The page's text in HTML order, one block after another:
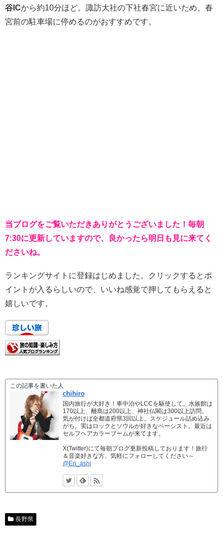
谷ICから約10分ほど。諏訪大社の下社春宮に近いため、春
宮前の駐車場に停めるのがおすすめです。
当ブログをご覧いただきありがとうございました！毎朝
7:30に更新していますので、良かったら明日も見に来てく
ださいね。
ランキングサイトに登録はじめました。クリックするとポ
イントが入るらしいので、いいね感覚で押してもらえると
嬉しいです。
この記事を書いた人
chihiro
国内旅行が大好き！車中泊やLCCを駆使して、水族館は
170以上、離島は200以上、神社仏閣は300以上訪問。
気が付けば全都道府県3回以上。スケジュール詰め込み
がち。実はロックとソウルが好きなベーシスト。最近は
セルフヘアカラーブームが来てます。
X(Twitter)にて毎朝ブログ更新投稿しております！旅行
＆音楽好きな方、気軽にフォローしてください～
@Eri_ashi
長野県